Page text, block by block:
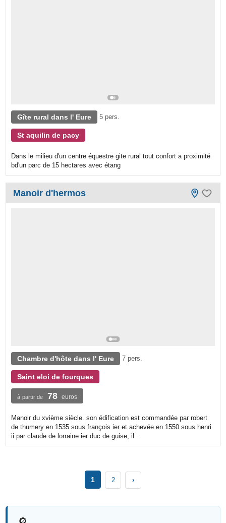
Gîte rural dans l' Eure 5 pers.
St aquilin de pacy
Dans le milieu d'un centre équestre gite rural tout confort a proximité
bd'un parc de 15 hectares avec étang
Manoir d'hermos
Chambre d'hôte dans l' Eure 7 pers.
Saint eloi de fourques
à partir de 78 euros
Manoir du xvième siècle. son édification est commandée par robert
de thumery en 1535 sous françois ier et achevée en 1550 sous henri
ii par claude de lorraine ier duc de guise, il...
1 2 ›